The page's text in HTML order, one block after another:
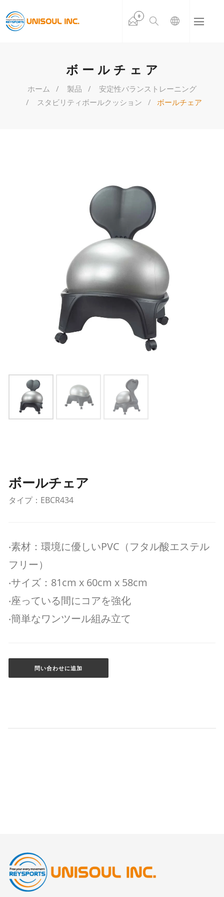
0
ボールチェア
ホーム 製品
安定性バランストレーニング
スタビリティボールクッション
ボールチェア
ボールチェア
タイプ：EBCR434
‧素材：環境に優しいPVC（フタル酸エステル
フリー）
‧サイズ：81cm x 60cm x 58cm
‧座っている間にコアを強化
‧簡単なワンツール組み立て
問い合わせに追加